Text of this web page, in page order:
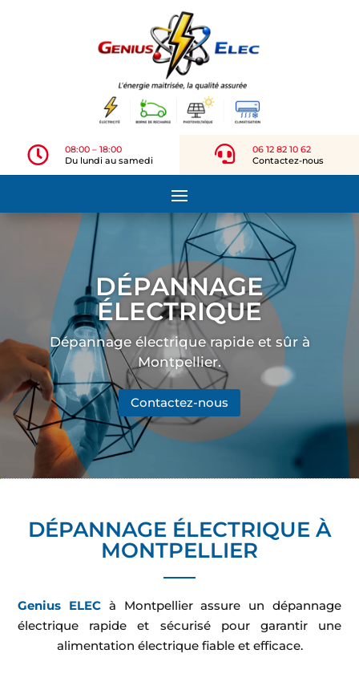

08:00 – 18:00
Du lundi au samedi

06 12 82 10 62
Contactez-nous
DÉPANNAGE
ÉLECTRIQUE
Dépannage électrique rapide et sûr à
Montpellier.
Contactez-nous
DÉPANNAGE ÉLECTRIQUE À
MONTPELLIER
Genius ELEC à Montpellier assure un dépannage
électrique rapide et sécurisé pour garantir une
alimentation électrique fiable et efficace.